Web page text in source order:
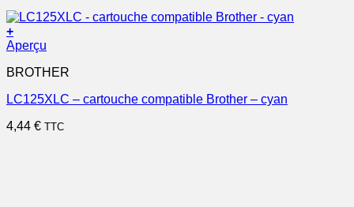
+
Aperçu
BROTHER
LC125XLC – cartouche compatible Brother – cyan
4,44 € TTC